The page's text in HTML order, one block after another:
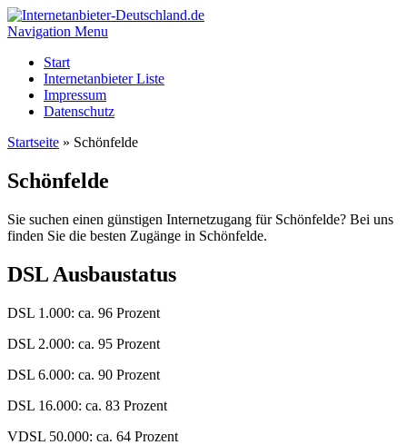
Navigation Menu
Start
Internetanbieter Liste
Impressum
Datenschutz
Startseite » Schönfelde
Schönfelde
Sie suchen einen günstigen Internetzugang für Schönfelde? Bei uns
finden Sie die besten Zugänge in Schönfelde.
DSL Ausbaustatus
DSL 1.000: ca. 96 Prozent
DSL 2.000: ca. 95 Prozent
DSL 6.000: ca. 90 Prozent
DSL 16.000: ca. 83 Prozent
VDSL 50.000: ca. 64 Prozent